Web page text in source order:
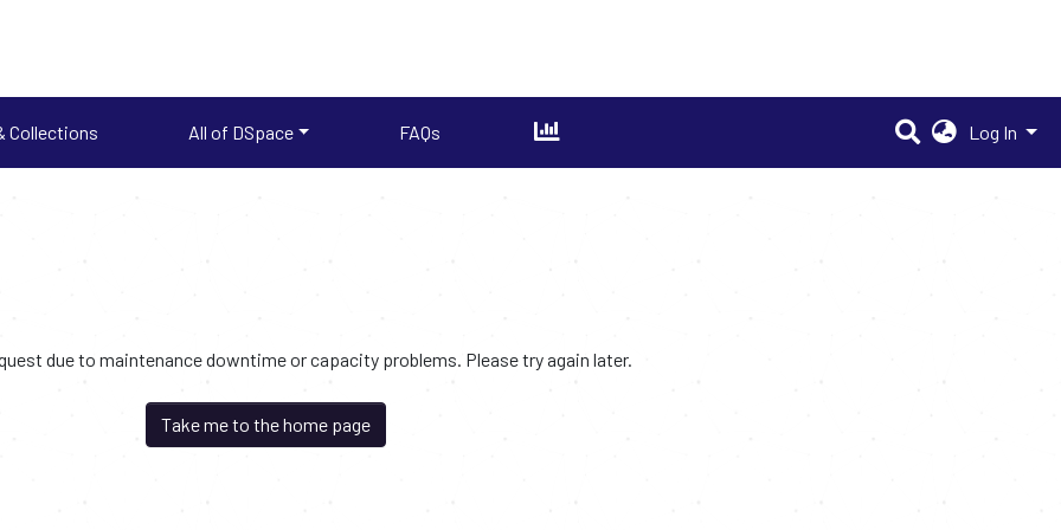
Collections All of DSpace FAQs Log In
due to maintenance downtime or capacity problems. Please try again later.
Take me to the home page